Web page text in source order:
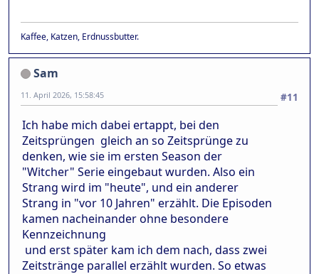
Kaffee, Katzen, Erdnussbutter.
Sam
#11
11. April 2026, 15:58:45
Ich habe mich dabei ertappt, bei den
Zeitsprüngen gleich an so Zeitsprünge zu
denken, wie sie im ersten Season der
"Witcher" Serie eingebaut wurden. Also ein
Strang wird im "heute", und ein anderer
Strang in "vor 10 Jahren" erzählt. Die Episoden
kamen nacheinander ohne besondere
Kennzeichnung
und erst später kam ich dem nach, dass zwei
Zeitstränge parallel erzählt wurden. So etwas